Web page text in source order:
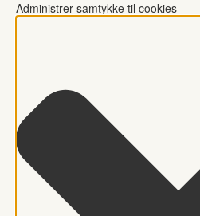
Administrer samtykke til cookies